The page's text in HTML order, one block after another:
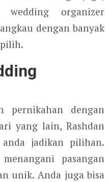
organizer
dengan banyak
pernikahan dengan
yang lain, Rashdan
jadikan pilihan.
pasangan
unik. Anda juga bisa